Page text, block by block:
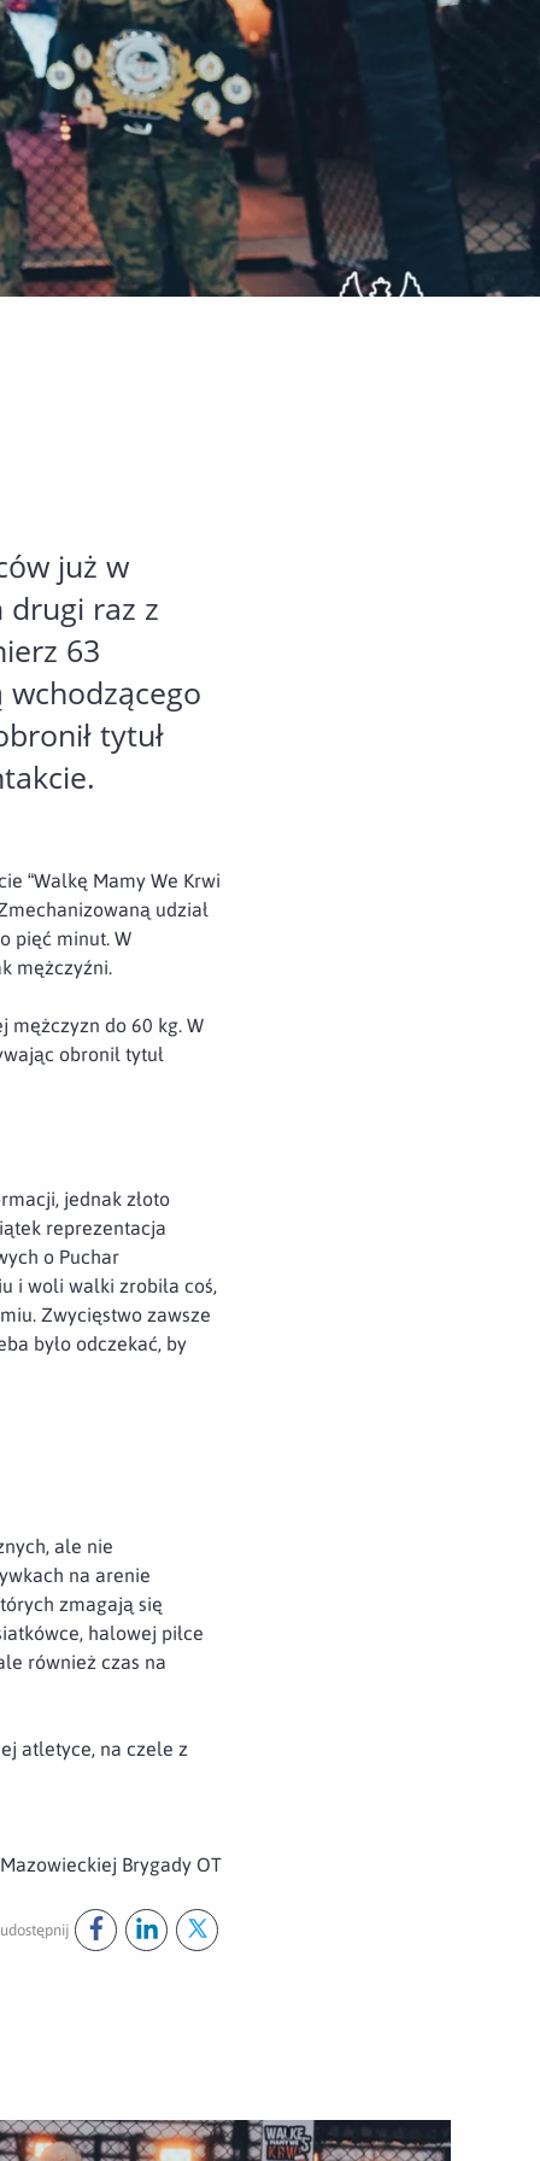
już w
drugi raz z
63
tytuł
“Walkę Mamy We Krwi
udział
pięć minut. W
mężczyźni.
mężczyzn do 60 kg. W
obronił tytuł
jednak złoto
reprezentacja
o Puchar
i woli walki zrobiła coś,
Zwycięstwo zawsze
było odczekać, by
ale nie
na arenie
zmagają się
halowej piłce
również czas na
atletyce, na czele z
Brygady OT
udostępnij
załącznik Podwójne podium 6MBOT